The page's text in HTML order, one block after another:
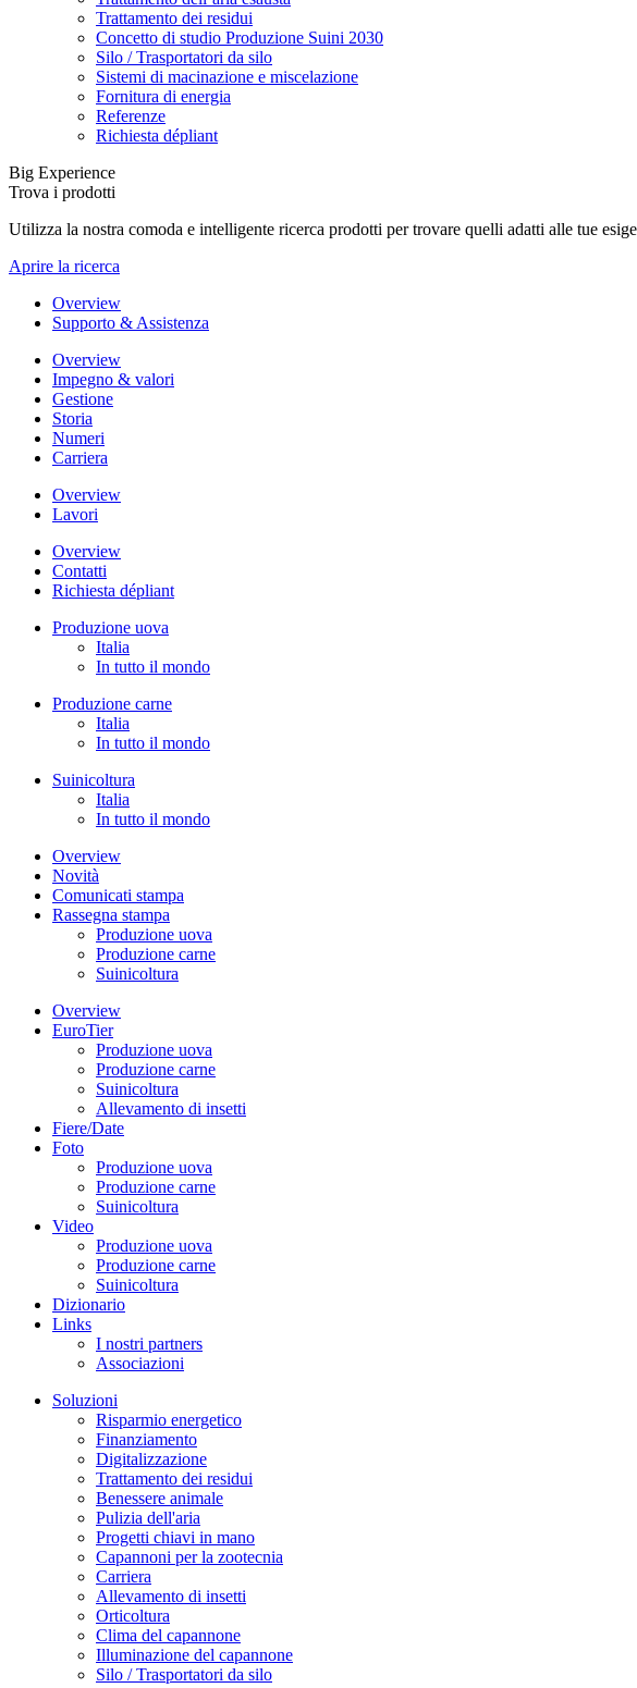
Trattamento dei residui
Concetto di studio Produzione Suini 2030
Silo / Trasportatori da silo
Sistemi di macinazione e miscelazione
Fornitura di energia
Referenze
Richiesta dépliant
Big Experience
Trova i prodotti
Utilizza la nostra comoda e intelligente ricerca prodotti per trovare quelli adatti alle tue
Aprire la ricerca
Overview
Supporto & Assistenza
Overview
Impegno & valori
Gestione
Storia
Numeri
Carriera
Overview
Lavori
Overview
Contatti
Richiesta dépliant
Produzione uova
Italia
In tutto il mondo
Produzione carne
Italia
In tutto il mondo
Suinicoltura
Italia
In tutto il mondo
Overview
Novità
Comunicati stampa
Rassegna stampa
Produzione uova
Produzione carne
Suinicoltura
Overview
EuroTier
Produzione uova
Produzione carne
Suinicoltura
Allevamento di insetti
Fiere/Date
Foto
Produzione uova
Produzione carne
Suinicoltura
Video
Produzione uova
Produzione carne
Suinicoltura
Dizionario
Links
I nostri partners
Associazioni
Soluzioni
Risparmio energetico
Finanziamento
Digitalizzazione
Trattamento dei residui
Benessere animale
Pulizia dell'aria
Progetti chiavi in mano
Capannoni per la zootecnia
Carriera
Allevamento di insetti
Orticoltura
Clima del capannone
Illuminazione del capannone
Silo / Trasportatori da silo